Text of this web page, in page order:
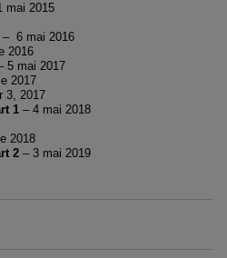
mai 2015
– 6 mai 2016
2016
5 mai 2017
2017
3, 2017
1 – 4 mai 2018
2018
2 – 3 mai 2019